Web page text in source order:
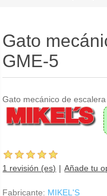
Gato
GME-5
Gato mecánico de
1 revisión (es) Añade tu
Fabricante: MIKEL'S